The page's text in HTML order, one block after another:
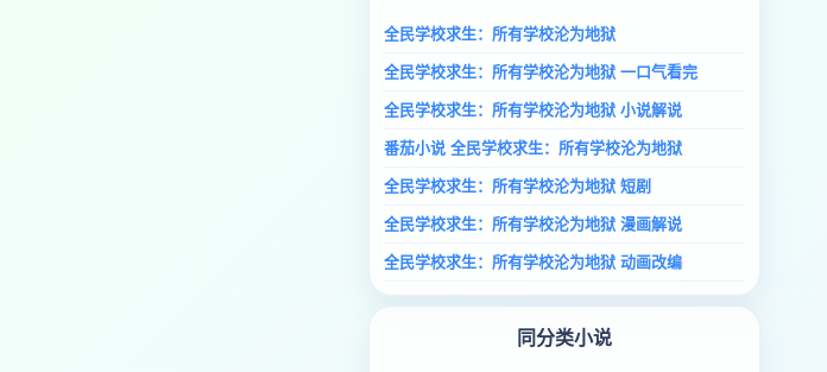
全民学校求生：所有学校沦为地狱
全民学校求生：所有学校沦为地狱 一口气看完
全民学校求生：所有学校沦为地狱 小说解说
番茄小说 全民学校求生：所有学校沦为地狱
全民学校求生：所有学校沦为地狱 短剧
全民学校求生：所有学校沦为地狱 漫画解说
全民学校求生：所有学校沦为地狱 动画改编
同分类小说